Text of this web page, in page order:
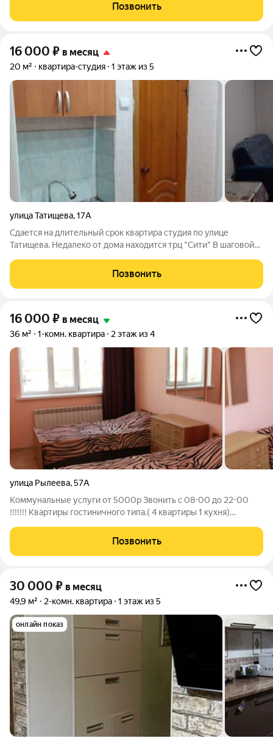
Позвонить
16 000 ₽ в месяц
20 м² квартира-студия 1 этаж из 5
улица Татищева,17А
Сдается на длительный срок квартира студия по улице
Татищева. Недалеко от дома находится трц "Сити" В шаговой
кафе, пекарни, остановка общественного транспорта.
Позвонить
16 000 ₽ в месяц
36 м² 1-комн. квартира 2 этаж из 4
улица Рылеева,57А
Коммунальные услуги от 5000р Звонить с 08-00 до 22-00
!!!!!!! Квартиры гостиничного типа.( 4 квартиры 1 кухня)
квартире телевизор мягкая мебель ,шкаф, сплит - система,
кухонный гарнитур,
Позвонить
30 000 ₽ в месяц
49,9 м² 2-комн. квартира 1 этаж из 5
онлайн показ